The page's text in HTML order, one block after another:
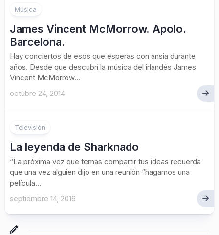
Música
James Vincent McMorrow. Apolo.
Barcelona.
Hay conciertos de esos que esperas con ansia durante
años. Desde que descubrí la música del irlandés James
Vincent McMorrow...
octubre 24, 2014
Televisión
La leyenda de Sharknado
“La próxima vez que temas compartir tus ideas recuerda
que una vez alguien dijo en una reunión “hagamos una
película...
septiembre 14, 2016